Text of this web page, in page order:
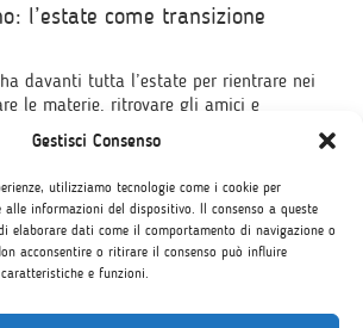
Gestisci Consenso
utilizziamo tecnologie come i cookie per
alle informazioni del dispositivo. Il consenso a queste
elaborare dati come il comportamento di navigazione o
acconsentire o ritirare il consenso può influire
e funzioni.
l’estate come transizione
davanti tutta l’estate per rientrare nei
le materie, ritrovare gli amici e
e pronto. È una transizione
vuoto nel mezzo dell’anno scolastico.
realtà anche per gli studenti, il
tempo fa tutta la differenza.